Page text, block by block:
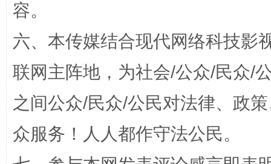
招工难、用工荒背后
容。
六、本传媒结合现代网络科技影
联网主阵地，为社会/公众/民众/
之间公众/民众/公民对法律、政
众服务！人人都作守法公民。